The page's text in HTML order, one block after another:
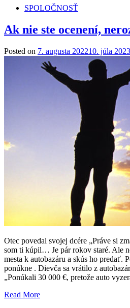
SPOLOČNOSŤ
Ak nie ste ocenení,
Posted on 7. augusta 202210. júla 2023
Otec povedal svojej dcére „Práve si
som ti kúpil… Je pár rokov staré. Ale
mesta k autobazáru a skús ho predať.
ponúkne . Dievča sa vrátilo z
„Ponúkali 30 000 €, pretože auto
Read More